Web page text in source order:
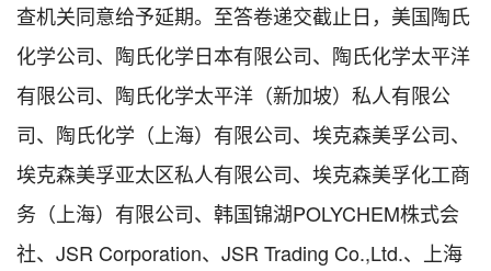
查机关同意给予延期。至答卷递交截止日，美国陶氏
化学公司、陶氏化学日本有限公司、陶氏化学太平洋
有限公司、陶氏化学太平洋（新加坡）私人有限公
司、陶氏化学（上海）有限公司、埃克森美孚公司、
埃克森美孚亚太区私人有限公司、埃克森美孚化工商
务（上海）有限公司、韩国锦湖POLYCHEM株式会
社、JSR Corporation、JSR Trading Co.,Ltd.、上海